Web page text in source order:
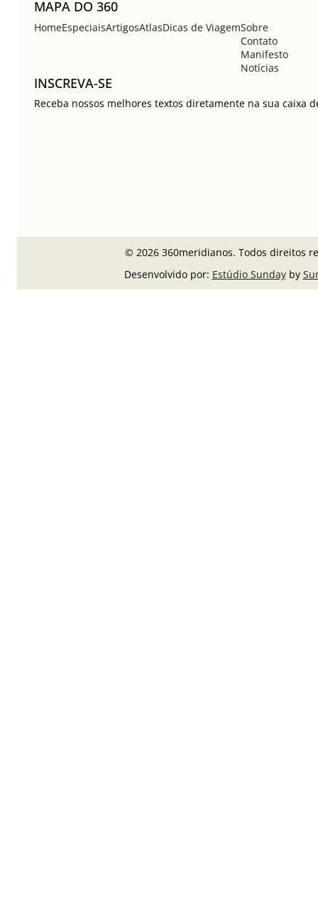
MAPA DO 360
HomeEspeciaisArtigosAtlasDicas de ViagemSobre
Contato
Manifesto
Notícias
INSCREVA-SE
Receba nossos melhores textos diretamente na sua caixa
© 2026 360meridianos. Todos direitos
Desenvolvido por: Estúdio Sundayby